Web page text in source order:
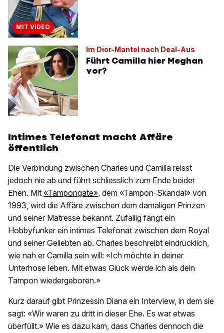
MIT VIDEO
Im Dior-Mantel nach Deal-Aus
Führt Camilla hier Meghan
vor?
Intimes Telefonat macht Affäre
öffentlich
Die Verbindung zwischen Charles und Camilla reisst
jedoch nie ab und führt schliesslich zum Ende beider
Ehen. Mit «Tampongate», dem «Tampon-Skandal» von
1993, wird die Affäre zwischen dem damaligen Prinzen
und seiner Mätresse bekannt. Zufällig fängt ein
Hobbyfunker ein intimes Telefonat zwischen dem Royal
und seiner Geliebten ab. Charles beschreibt eindrücklich,
wie nah er Camilla sein will: «Ich möchte in deiner
Unterhose leben. Mit etwas Glück werde ich als dein
Tampon wiedergeboren.»
Kurz darauf gibt Prinzessin Diana ein Interview, in dem sie
sagt: «Wir waren zu dritt in dieser Ehe. Es war etwas
überfüllt.» Wie es dazu kam, dass Charles dennoch die